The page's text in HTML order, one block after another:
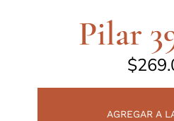
Pilar
$
AGREGAR A